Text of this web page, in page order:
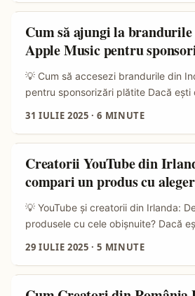
și platforme mai puțin explorate în
Douyin, versiunea chineză a TikTok-
local. Spania e o piață înfloritoare
conținut din zona Douyin, cu o
diversă. ...
Cum să ajungi la
Apple Music pentru
💡 Cum să accesezi brandurile din
pentru sponsorizări plătite Dacă
India e o piață uriașă, cu peste 300
utilizatori conectați la conținut digital
mare pentru muzică și lifestyle, iar
investesc serios în influencer
31 IULIE 2025 ·6 MINUTE
Creatorii YouTube din
compari un produs cu
💡 YouTube și creatorii din Irlanda:
produsele cu cele obișnuite? Dacă
recomande produsele fără să pară
creatorii irlandezi au o abordare
29 IULIE 2025 ·5 MINUTE